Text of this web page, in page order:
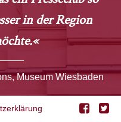
in der Region
Museum Wiesbaden